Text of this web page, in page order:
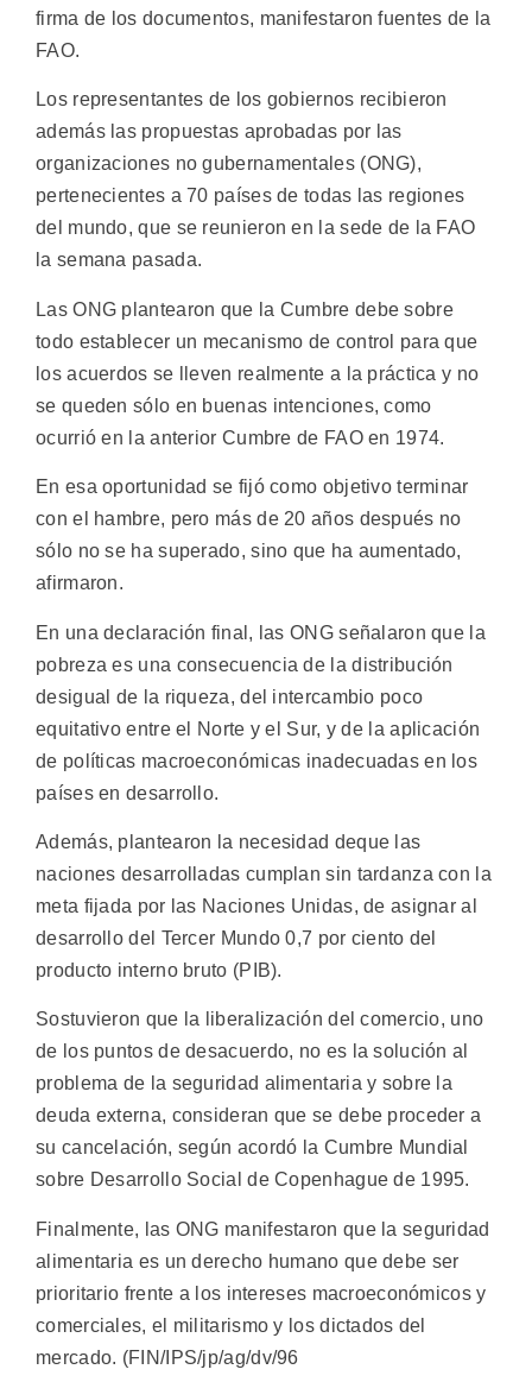
firma de los documentos, manifestaron fuentes de la
FAO.
Los representantes de los gobiernos recibieron
además las propuestas aprobadas por las
organizaciones no gubernamentales (ONG),
pertenecientes a 70 países de todas las regiones
del mundo, que se reunieron en la sede de la FAO
la semana pasada.
Las ONG plantearon que la Cumbre debe sobre
todo establecer un mecanismo de control para que
los acuerdos se lleven realmente a la práctica y no
se queden sólo en buenas intenciones, como
ocurrió en la anterior Cumbre de FAO en 1974.
En esa oportunidad se fijó como objetivo terminar
con el hambre, pero más de 20 años después no
sólo no se ha superado, sino que ha aumentado,
afirmaron.
En una declaración final, las ONG señalaron que la
pobreza es una consecuencia de la distribución
desigual de la riqueza, del intercambio poco
equitativo entre el Norte y el Sur, y de la aplicación
de políticas macroeconómicas inadecuadas en los
países en desarrollo.
Además, plantearon la necesidad deque las
naciones desarrolladas cumplan sin tardanza con la
meta fijada por las Naciones Unidas, de asignar al
desarrollo del Tercer Mundo 0,7 por ciento del
producto interno bruto (PIB).
Sostuvieron que la liberalización del comercio, uno
de los puntos de desacuerdo, no es la solución al
problema de la seguridad alimentaria y sobre la
deuda externa, consideran que se debe proceder a
su cancelación, según acordó la Cumbre Mundial
sobre Desarrollo Social de Copenhague de 1995.
Finalmente, las ONG manifestaron que la seguridad
alimentaria es un derecho humano que debe ser
prioritario frente a los intereses macroeconómicos y
comerciales, el militarismo y los dictados del
mercado. (FIN/IPS/jp/ag/dv/96